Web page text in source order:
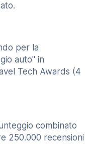
per la
auto" in
Tech Awards (4
combinato
250.000 recensioni